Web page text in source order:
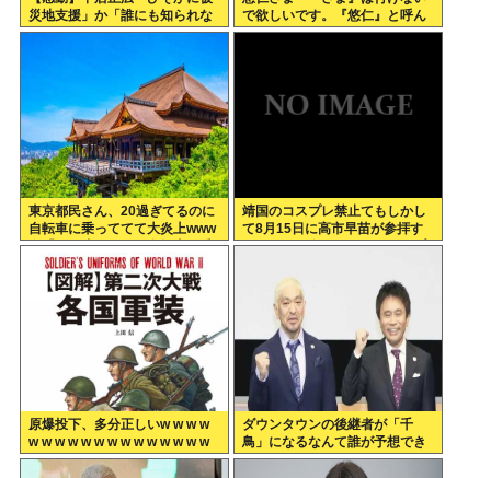
災地支援」か「誰にも知られな
くていい」
で欲しいです。『悠仁』と呼ん
でください」
東京都民さん、20過ぎてるのに
自転車に乗っててて大炎上www
女「いい歳した男で自転車に乗
るのは知的障がい者だけだよ？
靖国のコスプレ禁止てもしかし
て8月15日に高市早苗が参拝す
ることへの布石か？そらコスプ
いしな
原爆投下、多分正しいw w w w
w w w w w w w w w w w w w w
w w w w
ダウンタウンの後継者が「千
鳥」になるなんて誰が予想でき
たんや